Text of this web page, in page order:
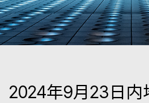
2024年9月23日